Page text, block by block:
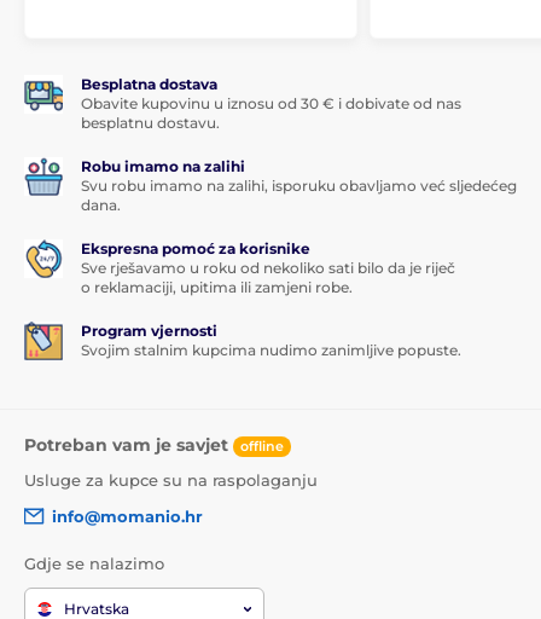
Besplatna dostava
Obavite kupovinu u iznosu od 30 € i dobivate od nas
besplatnu dostavu.
Robu imamo na zalihi
Svu robu imamo na zalihi, isporuku obavljamo već sljedećeg
dana.
Ekspresna pomoć za korisnike
Sve rješavamo u roku od nekoliko sati bilo da je riječ
o reklamaciji, upitima ili zamjeni robe.
Program vjernosti
Svojim stalnim kupcima nudimo zanimljive popuste.
Potreban vam je savjet offline
Usluge za kupce su na raspolaganju
info@momanio.hr
Gdje se nalazimo
Hrvatska